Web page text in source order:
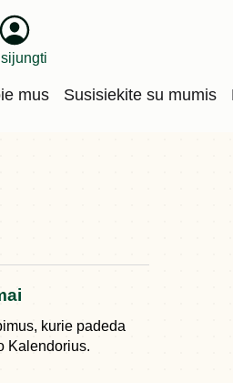
mus Susisiekite su mumis
kurie padeda
Kalendorius.